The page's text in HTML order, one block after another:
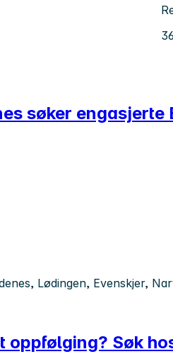
søker engasjerte
Lødingen, Evenskjer,
oppfølging? Søk